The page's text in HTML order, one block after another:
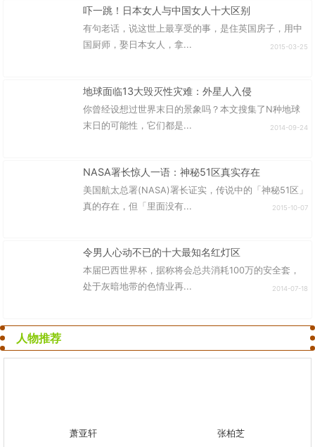
吓一跳！日本女人与中国女人十大区别
有句老话，说这世上最享受的事，是住英国房子，用中
国厨师，娶日本女人，拿...
2015-03-25
地球面临13大毁灭性灾难：外星人入侵
你曾经设想过世界末日的景象吗？本文搜集了N种地球
末日的可能性，它们都是...
2014-09-24
NASA署长惊人一语：神秘51区真实存在
美国航太总署(NASA)署长证实，传说中的「神秘51区」
真的存在，但「里面没有...
2015-10-07
令男人心动不已的十大最知名红灯区
本届巴西世界杯，据称将会总共消耗100万的安全套，
处于灰暗地带的色情业再...
2014-07-18
人物推荐
萧亚轩 张柏芝